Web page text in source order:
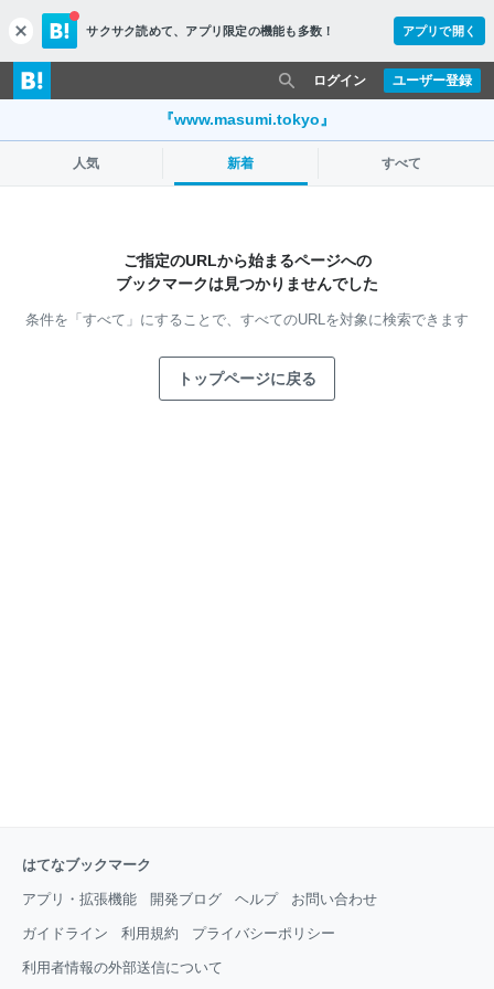
c
l
o
s
サクサク読めて、 アプリ限定の機能も多数！ アプリで開く
ユーザー登録
ログイン
『www.masumi.tokyo』
人気 新着 すべて
ご指定のURLから始まるページへの
ブックマークは見つかりませんでした
条件を「すべて」にすることで、 すべてのURLを対象に検索できます
トップページに戻る
はてなブックマーク
アプリ・拡張機能 開発ブログ ヘルプ お問い合わせ
ガイドライン 利用規約 プライバシーポリシー
利用者情報の外部送信について